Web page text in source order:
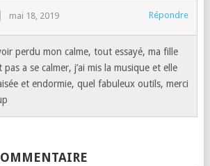
mai 18, 2019 Répondre
perdu mon calme, tout essayé, ma fille
pas a se calmer, j’ai mis la musique et elle
et endormie, quel fabuleux outils, merci